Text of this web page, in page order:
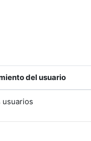
del usuario
usuarios